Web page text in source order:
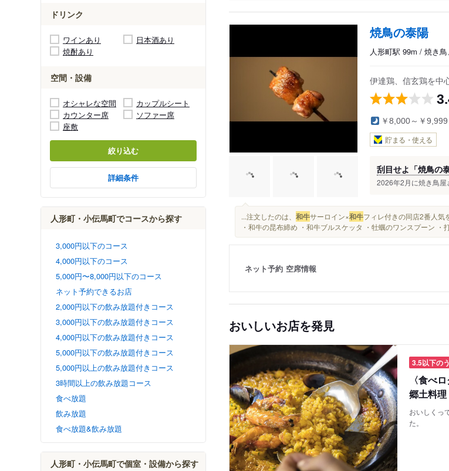
ドリンク
ワインあり
日本酒あり
焼酎あり
空間・設備
オシャレな空間
カップルシート
カウンター席
ソファー席
座敷
絞り込む
詳細条件
人形町・小伝馬町でコースから探す
3,000円以下のコース
4,000円以下のコース
5,000円〜8,000円以下のコース
ネット予約できるお店
2,000円以下の飲み放題付きコース
3,000円以下の飲み放題付きコース
4,000円以下の飲み放題付きコース
5,000円以下の飲み放題付きコース
5,000円以上の飲み放題付きコース
3時間以上の飲み放題コース
食べ放題
飲み放題
食べ放題&飲み放題
人形町・小伝馬町で個室・設備から探す
焼鳥の泰陽
人形町駅 99m / 焼き
伊達鶏、信玄鶏を中
￥8,000～￥9,999
貯まる・使える
刮目せよ「焼鳥の
2026年2月に焼き鳥屋
...注文したのは、 和牛サーロイン×和牛フィレ付きの同店2番人気
・和牛の昆布締め ・和牛ブルスケッタ ・牡蠣のワンスプーン ・
ネット予約 空席情報
おいしいお店を発見
3.5以下の
〈食べ
郷土料理
おいしくっ
た。